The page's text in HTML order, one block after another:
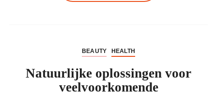
BEAUTY HEALTH
Natuurlijke oplossingen voor
veelvoorkomende